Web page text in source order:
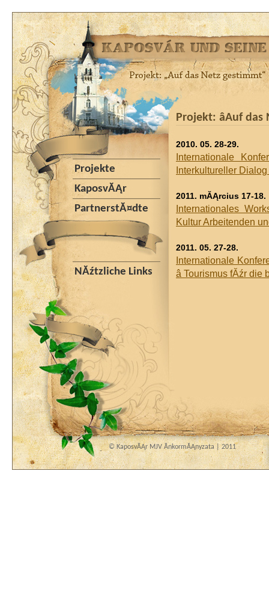
Projekte
KaposvĂĄr
PartnerstĂ¤dte
NĂźtzliche Links
Projekt: âAuf das
2010. 05. 28-29.
Internationale
Interkultureller
2011. mĂĄrcius 17-18.
Internationales
Kultur Arbeitenden
2011. 05. 27-28.
Internationale
â Tourismus fĂźr
© KaposvĂĄr MJV ĂnkormĂĄnyzata | 2011